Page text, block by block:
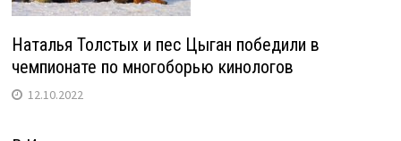
Наталья Толстых и пес Цыган победили в
чемпионате по многоборью кинологов
12.10.2022